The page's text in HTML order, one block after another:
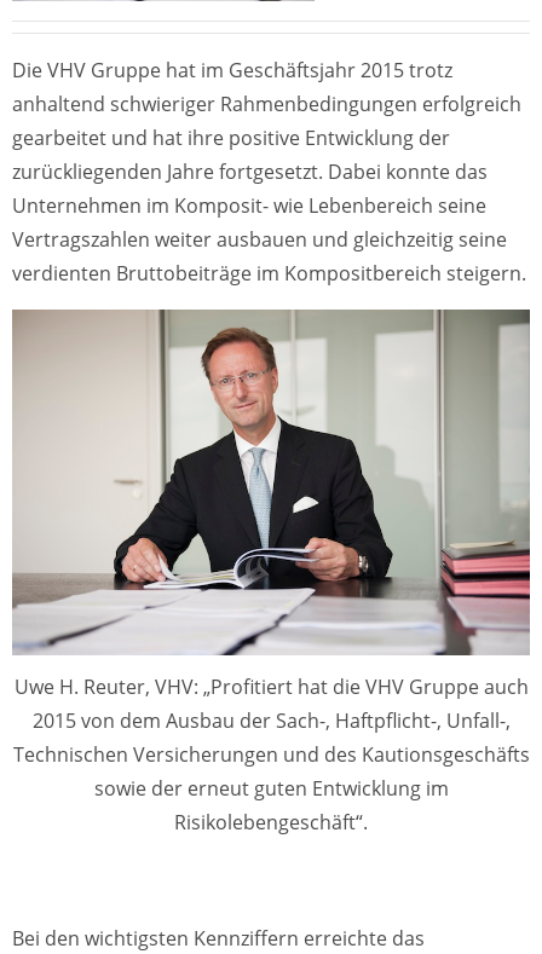
Die VHV Gruppe hat im Geschäftsjahr 2015 trotz
anhaltend schwieriger Rahmenbedingungen erfolgreich
gearbeitet und hat ihre positive Entwicklung der
zurückliegenden Jahre fortgesetzt. Dabei konnte das
Unternehmen im Komposit- wie Lebenbereich seine
Vertragszahlen weiter ausbauen und gleichzeitig seine
verdienten Bruttobeiträge im Kompositbereich steigern.
Uwe H. Reuter, VHV: „Profitiert hat die VHV Gruppe auch
2015 von dem Ausbau der Sach-, Haftpflicht-, Unfall-,
Technischen Versicherungen und des Kautionsgeschäfts
sowie der erneut guten Entwicklung im
Risikolebengeschäft“.
Bei den wichtigsten Kennziffern erreichte das